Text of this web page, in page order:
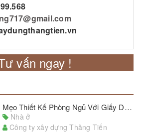
vấn ngay !
Mẹo Thiết Kế Phòng Ngủ Với Giấy Dán Tường Đẹp Chủ Nhà Cần Lưu Ý
Nhà ở
Công ty xây dựng Thăng Tiến